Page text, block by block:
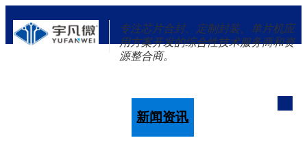
专注芯片合封、定制封装、单片机应
用方案开发的综合性技术服务商和资
源整合商。
新闻资讯